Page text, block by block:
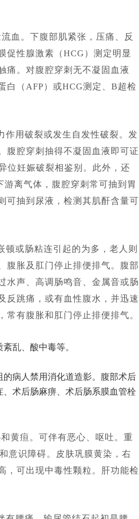
血。下腹部肌紧张，压痛、反
促性腺激素（HCG）测定明显
痛。对腹腔穿刺无不凝固血液
白（AFP）或HCG测定、B超检
作用破裂或发生自发性破裂。发
腹腔穿刺抽得不凝固血液即可证
位妊娠破裂相鉴别。此外，还
离气体，腹腔穿刺常可抽到胃
可抽到尿液，检测其肌酐含量可
或肠粘连引起的为多，老人则
腹胀及肛门停止排便排气。腹部
水声、高调肠鸣音、金属音或肠
反跳痛，或有血性腹水，并迅速
有腹胀和肛门停止排便排气。
乱、酸中毒等。
的病人禁用消化道造影。腹部术后
术后肠麻痹、术后肠系膜血管栓
黄疸。可伴有恶心、呕吐。重
意识障碍。皮肤巩膜黄染，右
，可出现中毒性颗粒。肝功能检